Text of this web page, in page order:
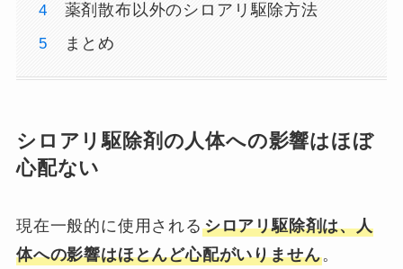
薬剤散布以外のシロアリ駆除方法
まとめ
シロアリ駆除剤の人体への影響はほぼ
心配ない
現在一般的に使用される シロアリ駆除剤は、人
体への影響はほとんど心配がいりません。